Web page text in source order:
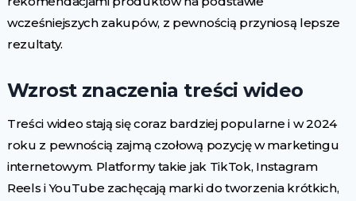
wcześniejszych zakupów, z pewnością przyniosą lepsze
rezultaty.
Wzrost znaczenia treści wideo
Treści wideo stają się coraz bardziej popularne i w 2024
roku z pewnością zajmą czołową pozycję w marketingu
internetowym. Platformy takie jak TikTok, Instagram
Reels i YouTube zachęcają marki do tworzenia krótkich,